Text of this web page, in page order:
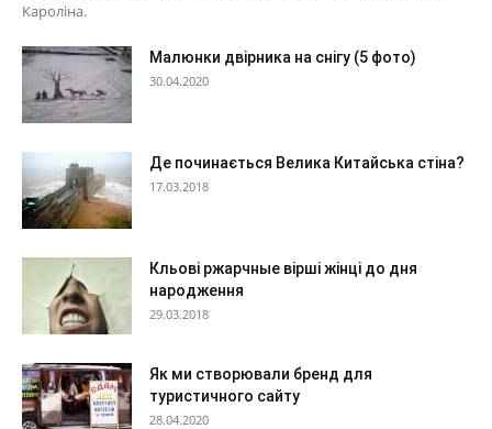
Кароліна.
Малюнки двірника на снігу (5 фото)
30.04.2020
Де починається Велика Китайська стіна?
17.03.2018
Кльові ржарчные вірші жінці до дня
народження
29.03.2018
Як ми створювали бренд для
туристичного сайту
28.04.2020